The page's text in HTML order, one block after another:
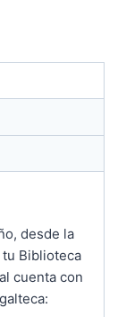
desde la
Biblioteca
cuenta con